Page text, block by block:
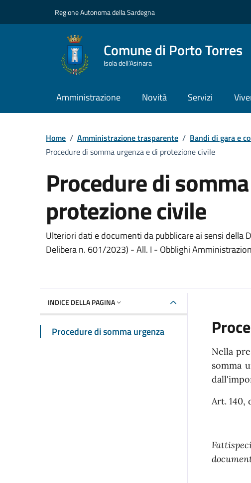
Regione Autonoma della Sardegna
Comune di Porto Torres
Isola dell’Asinara
Amministrazione Novità Servizi
Home / Amministrazione trasparente / Bandi di gara e
Procedure di somma urgenza e di protezione civile
Procedure di
protezione civile
Dettaglio Amministrazione Trasparente
Ulteriori dati e documenti da pubblicare ai sensi della
Delibera n. 601/2023) - All. I - Obblighi
INDICE DELLA PAGINA
Procedure di somma urgenza
Nella
somma
Art. 140,